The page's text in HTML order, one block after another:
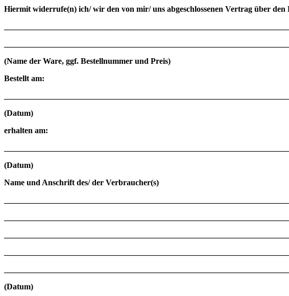
Hiermit widerrufe(n) ich/ wir den von mir/ uns abgeschlossenen Vertrag über
(Name der Ware, ggf. Bestellnummer und Preis)
Bestellt am:
(Datum)
erhalten am:
(Datum)
Name und Anschrift des/ der Verbraucher(s)
(Datum)